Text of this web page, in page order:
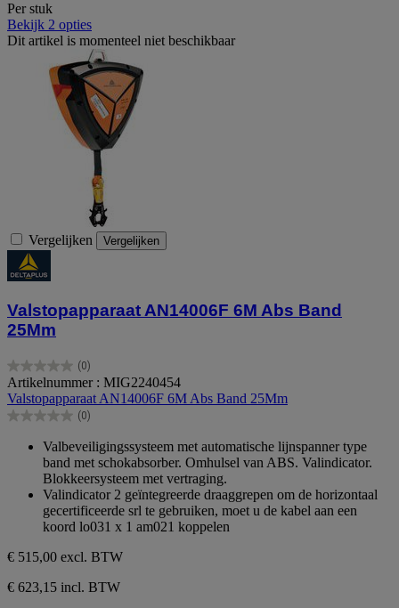
Per stuk
Bekijk 2 opties
Dit artikel is momenteel niet beschikbaar
Vergelijken Vergelijken
Valstopapparaat AN14006F 6M Abs Band
25Mm
(0)
0.0
van
de
5
Artikelnummer : MIG2240454
Valstopapparaat AN14006F 6M Abs Band 25Mm
(0)
0.0
sterren.
Valbeveiligingssysteem met automatische lijnspanner type
band met schokabsorber. Omhulsel van ABS. Valindicator.
Blokkeersysteem met vertraging.
Valindicator 2 geïntegreerde draaggrepen om de horizontaal
gecertificeerde srl te gebruiken, moet u de kabel aan een
koord lo031 x 1 am021 koppelen
€ 515,00 excl. BTW
€ 623,15 incl. BTW